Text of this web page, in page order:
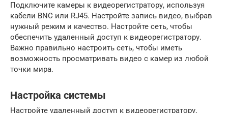
Подключите камеры к видеорегистратору, используя
кабели BNC или RJ45. Настройте запись видео, выбрав
нужный режим и качество. Настройте сеть, чтобы
обеспечить удаленный доступ к видеорегистратору.
Важно правильно настроить сеть, чтобы иметь
возможность просматривать видео с камер из любой
точки мира.
Настройка системы
Настройте удаленный доступ к видеорегистратору,